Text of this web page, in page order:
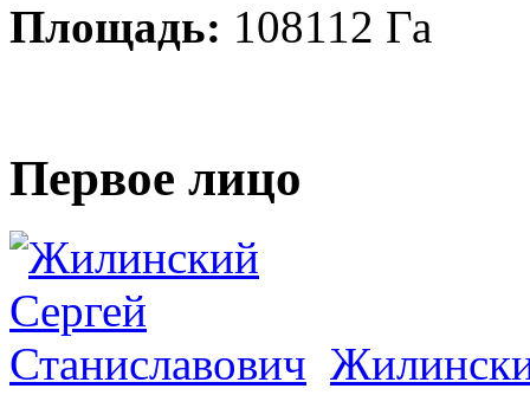
Площадь: 108112 Га
Первое лицо